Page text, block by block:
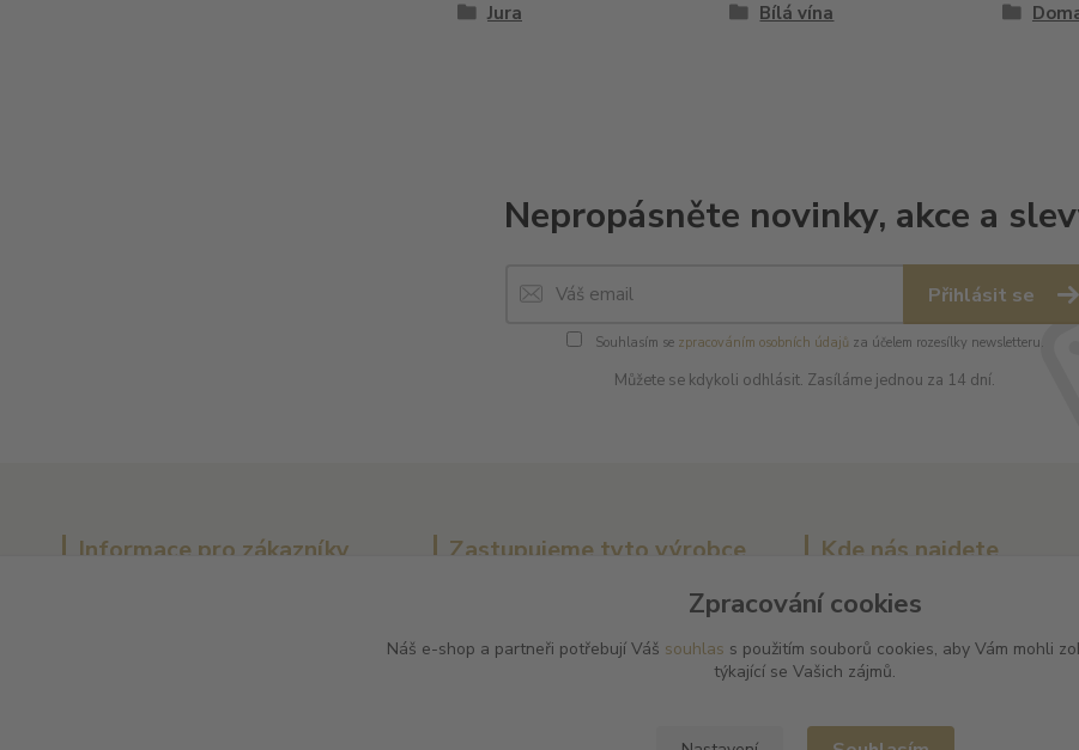
Jura Bílá vína
Nepropásněte novinky, akce a
Přihlásit se
Souhlasím se zpracováním osobních údajů za účelem rozesílky newsletteru.
Můžete se kdykoli odhlásit. Zasíláme jednou za 14 dní.
Informace pro zákazníky Zastupujeme tyto výrobce
Batard Langelier
Kde nás najdete
L PLUS - Miloslav Lerch
V Cibulkách 403/11
150 00 Praha 5
Zpracování cookies
Náš e-shop a partneři potřebují Váš souhlas s použitím souborů cookies, aby Vám mohli
týkající se Vašich zájmů.